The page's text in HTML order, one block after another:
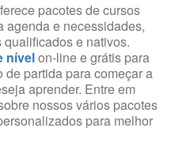
pacotes de cursos
agenda e necessidades,
e nativos.
nívelon-line e grátis para
partida para começar a
aprender. Entre em
nossos vários pacotes
para melhor